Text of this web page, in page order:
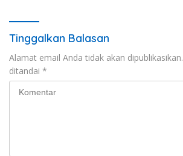
Tinggalkan Balasan
Alamat email Anda tidak akan dipublikasikan.
ditandai *